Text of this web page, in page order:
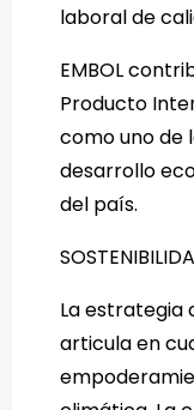
laboral de
EMBOL
Producto
como uno de
desarrollo
del país.
La estrategia
articula en